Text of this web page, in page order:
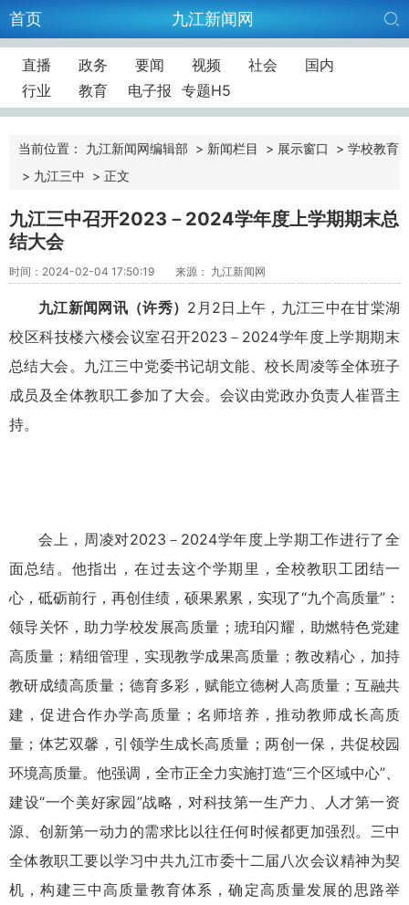
首页 九江新闻网
直播 政务 要闻 视频 社会
国内
行业
教育 电子报 专题H5
当前位置： 九江新闻网编辑部 > 新闻栏目 > 展示窗口 > 学校教育
> 九江三中 > 正文
九江三中召开2023－2024学年度上学期期末总
结大会
时间：2024-02-04 17:50:19 来源： 九江新闻网
九江新闻网讯（许秀） 2 月 2日上午，九江三中在甘棠湖
校区科技楼六楼会议室召开2023 － 2024学年度上学期期末
总结大会。九江三中党委书记胡文能 、校长周凌等全体班子
成员及全体教职工参加了大会。会议由党政办负责人崔晋主
持。
会上，周凌对2023－2024学年度上学期工作进行了全
面总结。他指出，在过去这个学期里， 全校教职工团结一
心，砥砺前行 ， 再创佳绩，硕果累累，实现了“九个高质量” ：
领导关怀，助力学校发展高质量；琥珀闪耀，助燃特色党建
高质量；精细管理，实现教学成果高质量；教改精心，加持
教研成绩高质量；德育多彩，赋能立德树人高质量；互融共
建，促进合作办学高质量；名师培养，推动教师成长高质
量；体艺双馨，引领学生成长高质量；两创一保，共促校园
环境高质量。他强调，全市正全力实施打造“三个区域中心”、
建设“一个美好家园”战略，对科技第一生产力、人才第一资
源、创新第一动力的需求比以往任何时候都更加强烈。三中
全体教职工要以学习中共九江市委十二届八次会议精神为契
机，构建三中高质量教育体系，确定高质量发展的思路举